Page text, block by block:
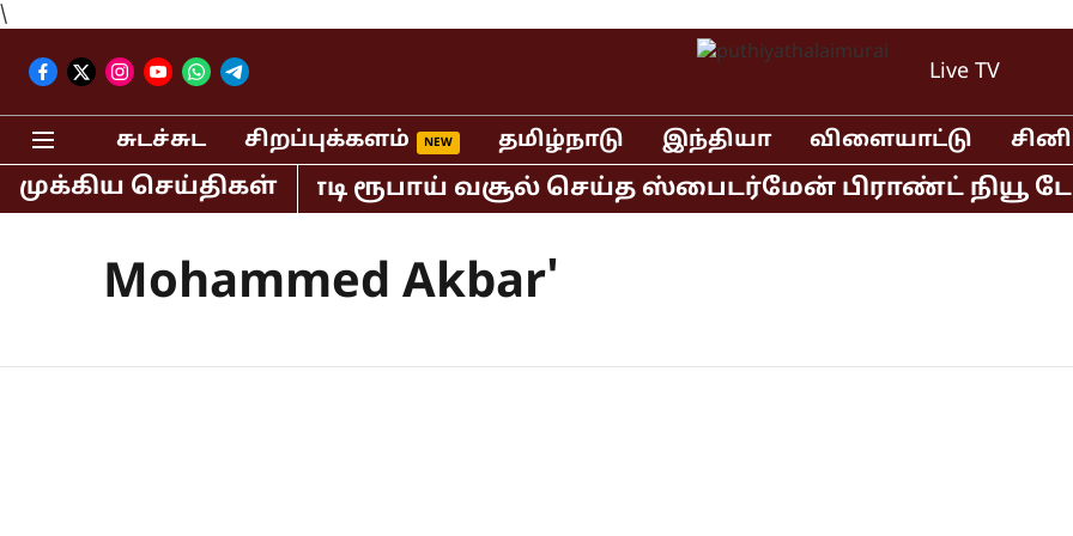
\
Live TV
சுடச்சுட சிறப்புக்களம் தமிழ்நாடு இந்தியா விளையாட்டு
முக்கிய செய்திகள்
மட்டும் 400 கோடி ரூபாய் வசூல் செய்த ஸ்பைடர்மேன் பிராண்ட் நியூ டே
Mohammed Akbar'